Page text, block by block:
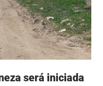
será iniciada